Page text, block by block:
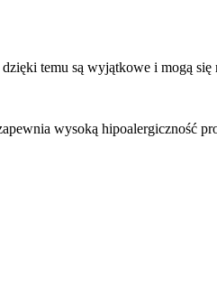
temu są wyjątkowe i mogą się
wysoką hipoalergiczność